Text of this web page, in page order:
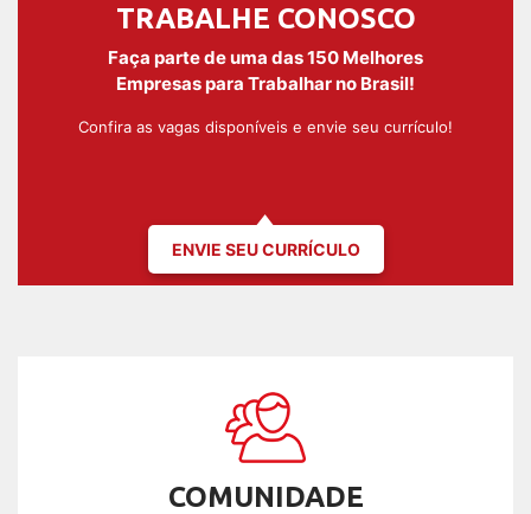
TRABALHE CONOSCO
Faça parte de uma das 150 Melhores
Empresas para Trabalhar no Brasil!
Confira as vagas disponíveis e envie seu currículo!
ENVIE SEU CURRÍCULO
COMUNIDADE